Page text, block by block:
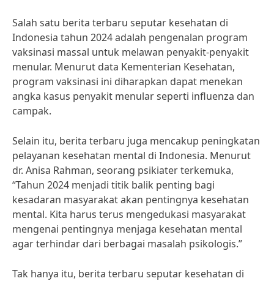
Salah satu berita terbaru seputar kesehatan di
Indonesia tahun 2024 adalah pengenalan program
vaksinasi massal untuk melawan penyakit-penyakit
menular. Menurut data Kementerian Kesehatan,
program vaksinasi ini diharapkan dapat menekan
angka kasus penyakit menular seperti influenza dan
campak.
Selain itu, berita terbaru juga mencakup peningkatan
pelayanan kesehatan mental di Indonesia. Menurut
dr. Anisa Rahman, seorang psikiater terkemuka,
“Tahun 2024 menjadi titik balik penting bagi
kesadaran masyarakat akan pentingnya kesehatan
mental. Kita harus terus mengedukasi masyarakat
mengenai pentingnya menjaga kesehatan mental
agar terhindar dari berbagai masalah psikologis.”
Tak hanya itu, berita terbaru seputar kesehatan di